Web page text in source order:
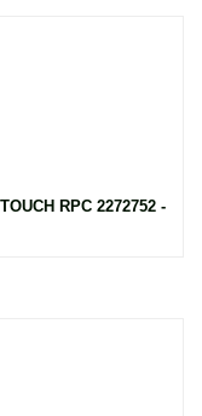
RPC 2272752 -